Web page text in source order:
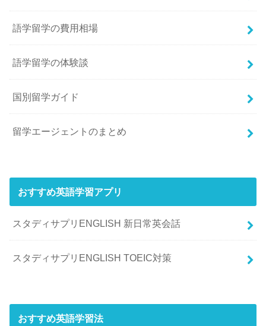
語学留学の費用相場
語学留学の体験談
国別留学ガイド
留学エージェントのまとめ
おすすめ英語学習アプリ
スタディサプリENGLISH 新日常英会話
スタディサプリENGLISH TOEIC対策
おすすめ英語学習法